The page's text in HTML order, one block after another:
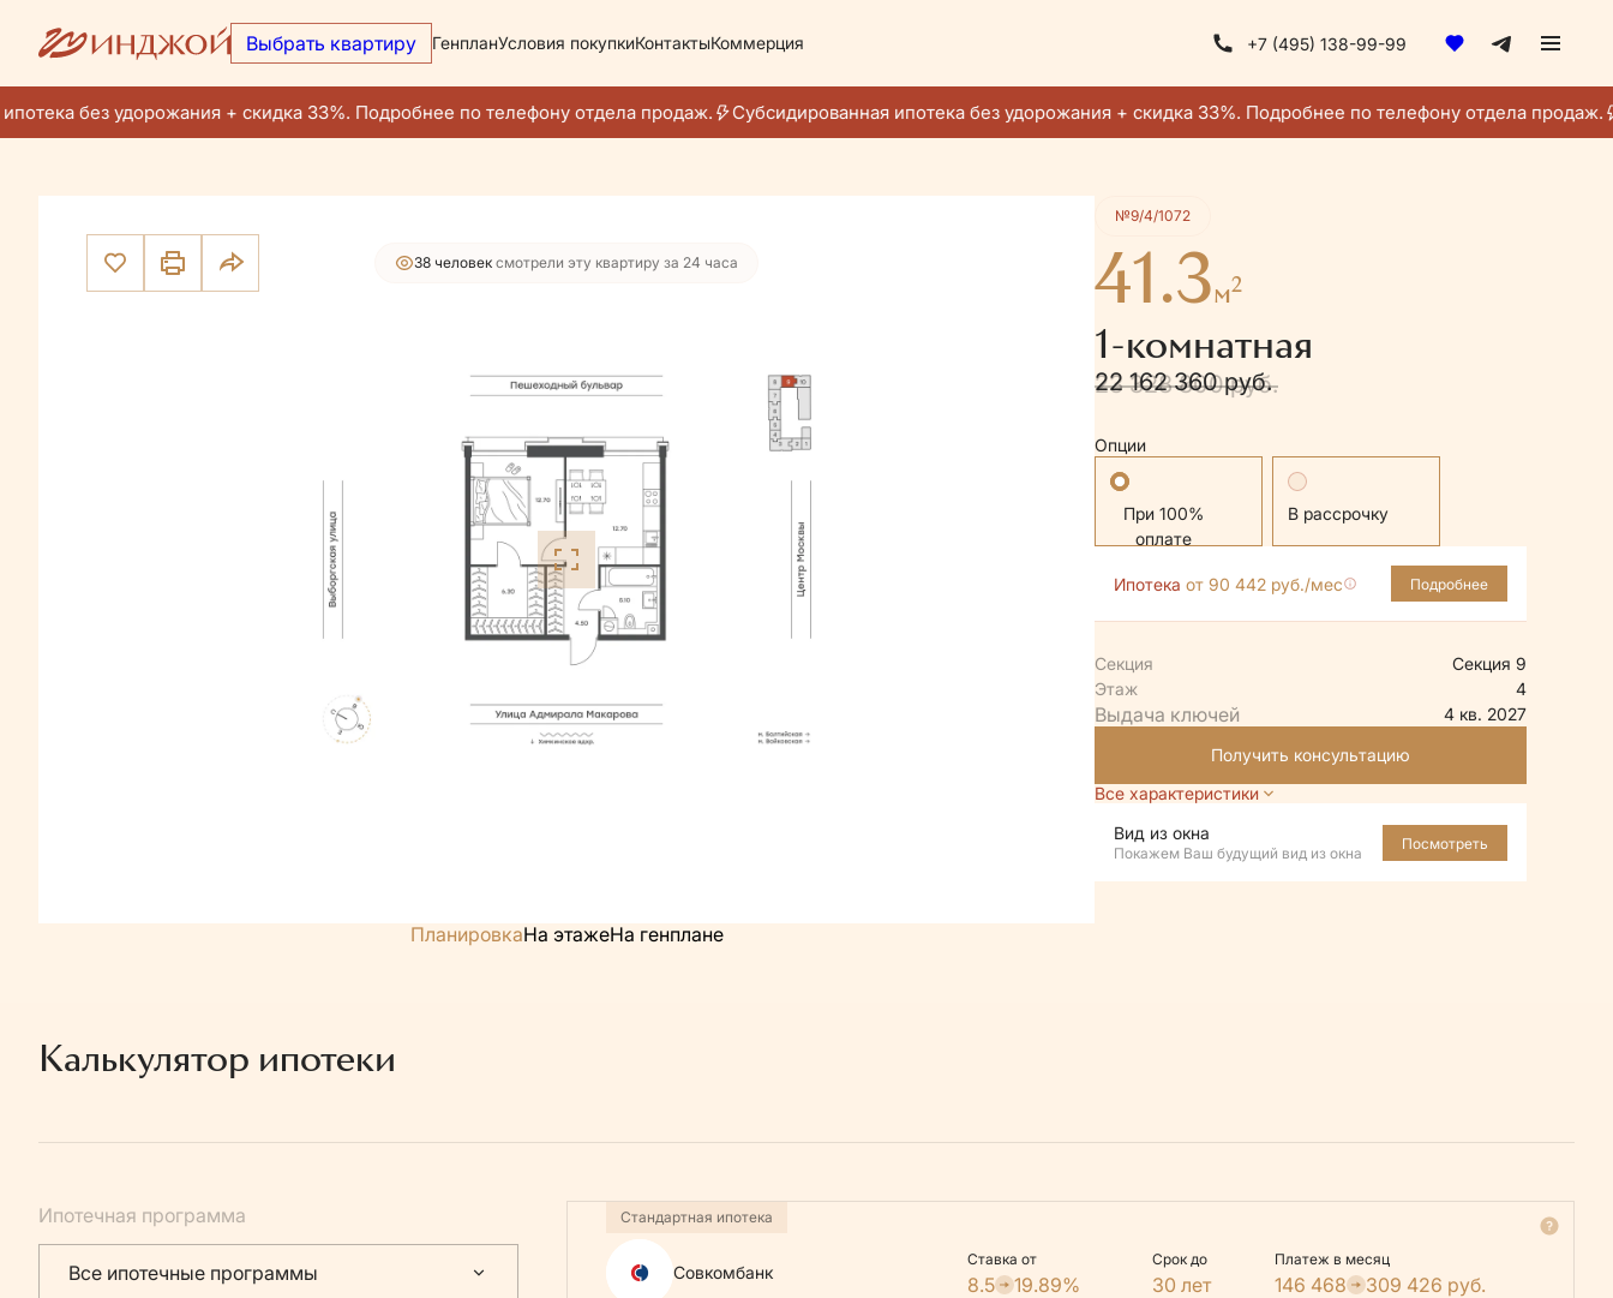
Выбрать квартиру ГенпланУсловия покупкиКонтактыКоммерция +7 (495) 138-99-99
без удорожания + скидка 33%. Подробнее по телефону отдела продаж. Субсидированная ипотека без удорожания + скидка 33%. Подробнее по телефону отдела продаж.
1-комнатная41.3 м2
22 162 360 руб.Ипотекаот 90 442 руб./мес.
Получить консультацию
38 человек смотрели эту квартиру за 24 часа
ПланировкаНа этажеНа генплане
№9/4/1072
41.3м2
1-комнатная
23 328 800 руб.
22 162 360 руб.
Опции
Стандартная В рассрочку
Ипотека от 90 442 руб./мес Подробнее
Секция
Секция 9
Этаж
4
4 кв. 2027
Получить консультацию
Все характеристики
Вид из окна
Покажем Ваш будущий вид из окна
Посмотреть
Калькулятор ипотеки
Ипотечная программа
Все ипотечные программы Совкомбанк
Стандартная ипотека
Ставка от
8.5 19.89%
Срок до
30 лет
Платеж в месяц
146 468 309 426 руб.